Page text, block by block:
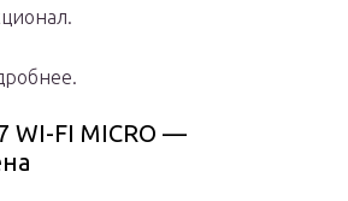
WI-FI MICRO —